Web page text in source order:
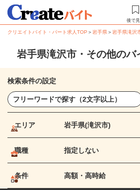
後で
クリエイトバイト・パート求人TOP ＞岩手県＞岩手県滝沢
岩手県滝沢市・その他のバ
検索条件の設定
エリア 岩手県(滝沢市)
職種 指定しない
条件 高額・高時給